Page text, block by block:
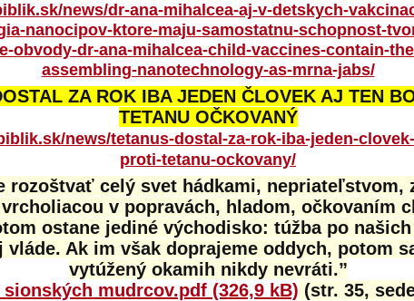
news/dr-ana-mihalcea-aj-v-detskych-
nanocipov-ktore-maju-samostatnu-schopnost-
obvody-dr-ana-mihalcea-child-vaccines-contain-
assembling-nanotechnology-as-mrna-jabs/
ZA ROK IBA JEDEN ČLOVEK AJ TEN
TETANU OČKOVANÝ
news/tetanus-dostal-za-rok-iba-jeden-
proti-tetanu-ockovany/
rozoštvať celý svet hádkami, nepriateľstvom,
v popravách, hladom, očkovaním
ostane jediné východisko: túžba po
vláde. Ak im však doprajeme oddych, potom
vytúžený okamih nikdy nevráti.”
mudrcov.pdf (326,9 kB) (str. 35,